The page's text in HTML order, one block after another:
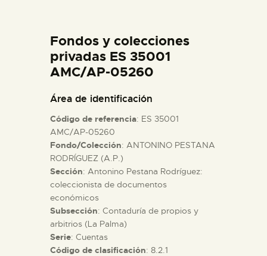
ESPAÑOL
ACTIVIDADES
█
EL MUSEO
COLECCIONES
Fondos y colecciones
privadas ES 35001
AMC/AP-05260
Área de identificación
Código de referencia: ES 35001
AMC/AP-05260
Fondo/Colección: ANTONINO PESTANA
RODRÍGUEZ (A.P.)
Sección: Antonino Pestana Rodríguez:
coleccionista de documentos
económicos
Subsección: Contaduría de propios y
arbitrios (La Palma)
Serie: Cuentas
Código de clasificación: 8.2.1